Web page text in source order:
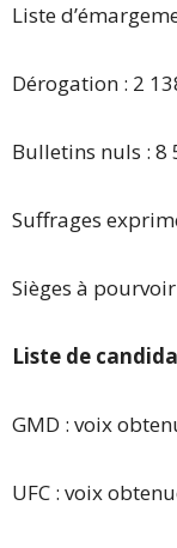
Liste
Dérogation : 2
Bulletins nuls : 8
Suffrages
Sièges à
Liste de
GMD : voix
UFC : voix